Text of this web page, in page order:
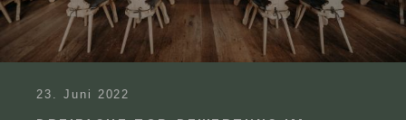
23. Juni 2022